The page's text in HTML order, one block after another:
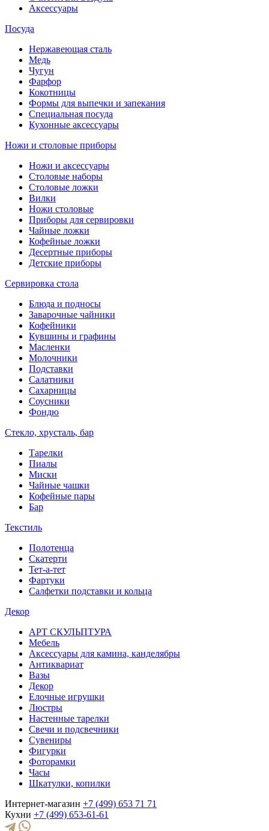
Аксессуары
Посуда
Нержавеющая сталь
Медь
Чугун
Фарфор
Кокотницы
Формы для выпечки и запекания
Специальная посуда
Кухонные аксессуары
Ножи и столовые приборы
Ножи и аксессуары
Столовые наборы
Столовые ложки
Вилки
Ножи столовые
Приборы для сервировки
Чайные ложки
Кофейные ложки
Десертные приборы
Детские приборы
Сервировка стола
Блюда и подносы
Заварочные чайники
Кофейники
Кувшины и графины
Масленки
Молочники
Подставки
Салатники
Сахарницы
Соусники
Фондю
Стекло, хрусталь, бар
Тарелки
Пиалы
Миски
Чайные чашки
Кофейные пары
Бар
Текстиль
Полотенца
Скатерти
Тет-а-тет
Фартуки
Салфетки подставки и кольца
Декор
АРТ СКУЛЬПТУРА
Мебель
Аксессуары для камина, канделябры
Антиквариат
Вазы
Декор
Елочные игрушки
Люстры
Настенные тарелки
Свечи и подсвечники
Сувениры
Фигурки
Фоторамки
Часы
Шкатулки, копилки
Интернет-магазин +7 (499) 653 71 71
Кухни +7 (499) 653-61-61